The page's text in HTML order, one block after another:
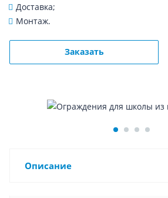
Доставка;
Монтаж.
Заказать
Описание